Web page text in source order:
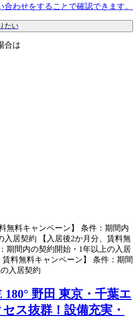
合わせをすることで確認できます。
たい
合は
無料キャンペーン】 条件：期間内
入居契約 【入居後2か月分、賃料無
期間内の契約開始・1年以上の入居
料無料キャンペーン】 条件：期間
入居契約
野田 東京・千葉エ
ス抜群！設備充実・